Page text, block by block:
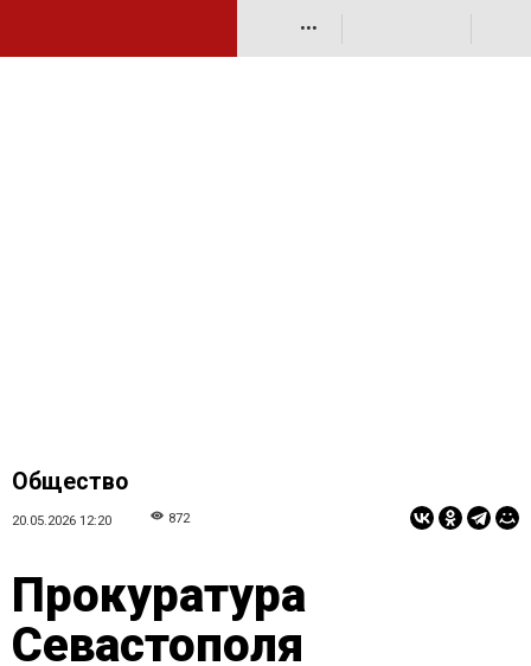
•••
Общество
20.05.2026 12:20 872
Прокуратура
Севастополя